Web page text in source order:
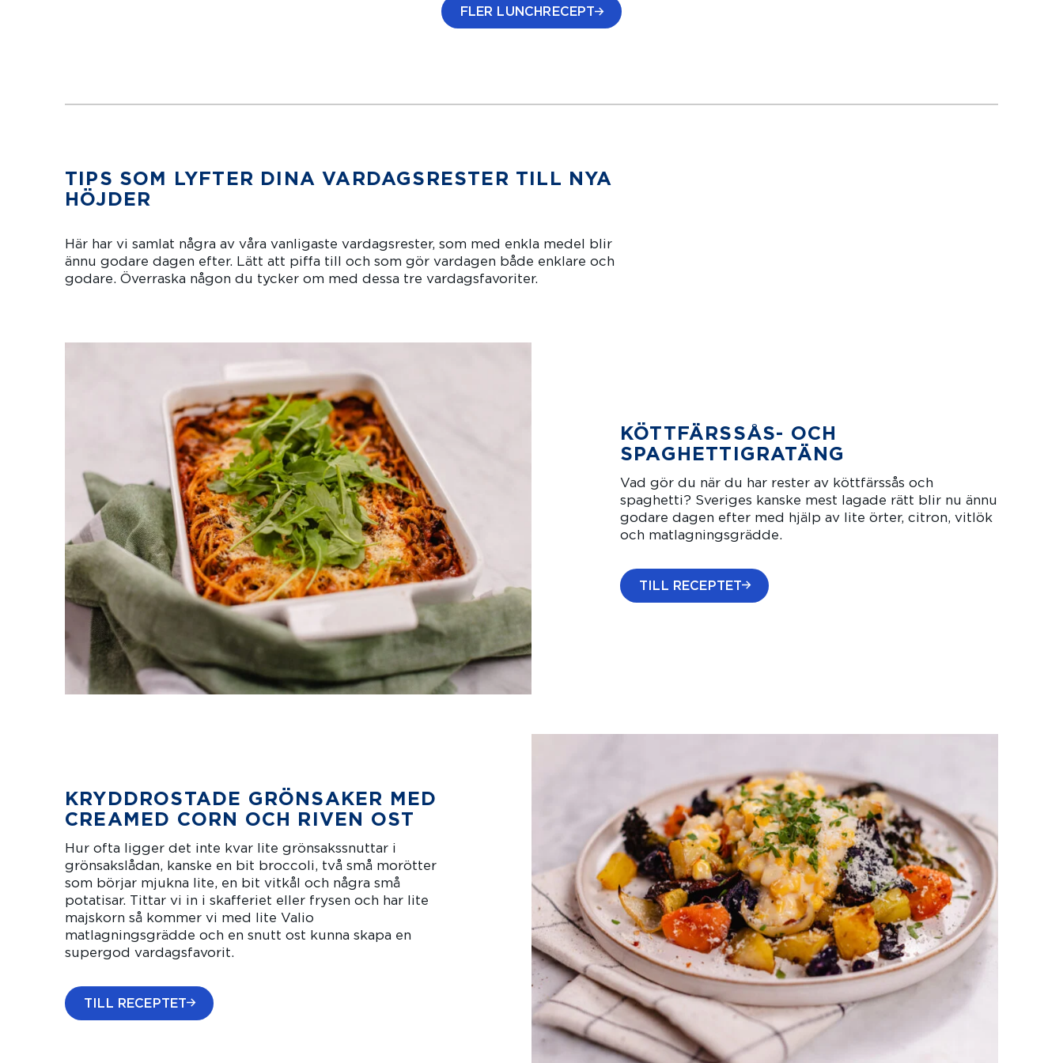
5
FLER LUNCHRECEPT
TIPS SOM LYFTER DINA VARDAGSRESTER TILL NYA
HÖJDER
Här har vi samlat några av våra vanligaste vardagsrester, som med enkla medel blir
ännu godare dagen efter. Lätt att piffa till och som gör vardagen både enklare och
godare. Överraska någon du tycker om med dessa tre vardagsfavoriter.
KÖTTFÄRSSÅS- OCH
SPAGHETTIGRATÄNG
Vad gör du när du har rester av köttfärssås och
spaghetti? Sveriges kanske mest lagade rätt blir nu ännu
godare dagen efter med hjälp av lite örter, citron, vitlök
och matlagningsgrädde.
TILL RECEPTET
KRYDDROSTADE GRÖNSAKER MED
CREAMED CORN OCH RIVEN OST
Hur ofta ligger det inte kvar lite grönsakssnuttar i
grönsakslådan, kanske en bit broccoli, två små morötter
som börjar mjukna lite, en bit vitkål och några små
potatisar. Tittar vi in i skafferiet eller frysen och har lite
majskorn så kommer vi med lite Valio
matlagningsgrädde och en snutt ost kunna skapa en
supergod vardagsfavorit.
TILL RECEPTET